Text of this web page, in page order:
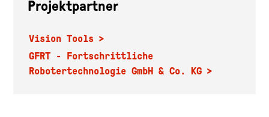
Projektpartner
Vision Tools
GFRT - Fortschrittliche
Robotertechnologie GmbH & Co. KG